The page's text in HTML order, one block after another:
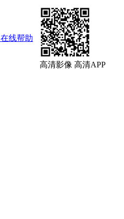
在线帮助
高清影像 高清APP